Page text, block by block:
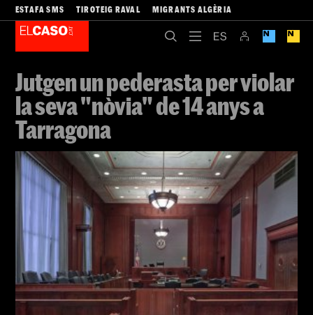
ESTAFA SMS TIROTEIG RAVAL MIGRANTS ALGÈRIA
Jutgen un pederasta per violar
la seva "nòvia" de 14 anys a
Tarragona